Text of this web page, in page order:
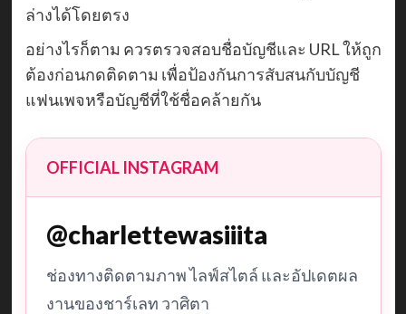
ล่างได้โดยตรง
อย่างไรก็ตาม ควรตรวจสอบชื่อบัญชีและ URL ให้ถูก
ต้องก่อนกดติดตาม เพื่อป้องกันการสับสนกับบัญชี
แฟนเพจหรือบัญชีที่ใช้ชื่อคล้ายกัน
OFFICIAL INSTAGRAM
@charlettewasiiita
ช่องทางติดตามภาพ ไลฟ์สไตล์ และอัปเดตผล
งานของชาร์เลท วาศิตา